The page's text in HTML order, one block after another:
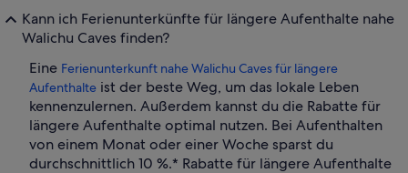
Kann ich Ferienunterkünfte für längere Aufenthalte nahe
Walichu Caves finden?
Eine Ferienunterkunft nahe Walichu Caves für längere
Aufenthalte ist der beste Weg, um das lokale Leben
kennenzulernen. Außerdem kannst du die Rabatte für
längere Aufenthalte optimal nutzen. Bei Aufenthalten
von einem Monat oder einer Woche sparst du
durchschnittlich 10 %.* Rabatte für längere Aufenthalte